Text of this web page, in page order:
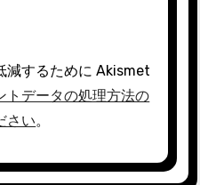
減するために Akismet
トデータの処理方法の
さい。